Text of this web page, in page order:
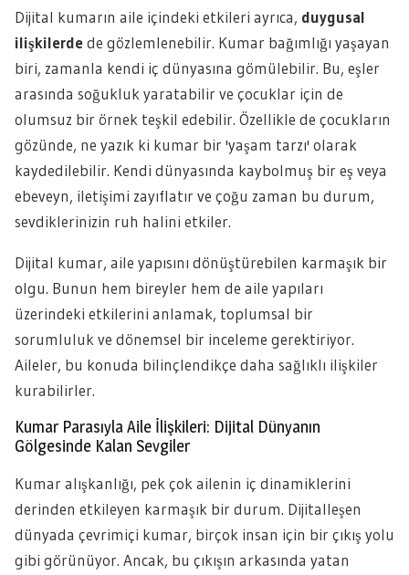
Dijital kumarın aile içindeki etkileri ayrıca, duygusal
ilişkilerdede gözlemlenebilir. Kumar bağımlığı yaşayan
biri, zamanla kendi iç dünyasına gömülebilir. Bu, eşler
arasında soğukluk yaratabilir ve çocuklar için de
olumsuz bir örnek teşkil edebilir. Özellikle de çocukların
gözünde, ne yazık ki kumar bir 'yaşam tarzı' olarak
kaydedilebilir. Kendi dünyasında kaybolmuş bir eş veya
ebeveyn, iletişimi zayıflatır ve çoğu zaman bu durum,
sevdiklerinizin ruh halini etkiler.
Dijital kumar, aile yapısını dönüştürebilen karmaşık bir
olgu. Bunun hem bireyler hem de aile yapıları
üzerindeki etkilerini anlamak, toplumsal bir
sorumluluk ve dönemsel bir inceleme gerektiriyor.
Aileler, bu konuda bilinçlendikçe daha sağlıklı ilişkiler
kurabilirler.
Kumar Parasıyla Aile İlişkileri: Dijital Dünyanın
Gölgesinde Kalan Sevgiler
Kumar alışkanlığı, pek çok ailenin iç dinamiklerini
derinden etkileyen karmaşık bir durum. Dijitalleşen
dünyada çevrimiçi kumar, birçok insan için bir çıkış yolu
gibi görünüyor. Ancak, bu çıkışın arkasında yatan